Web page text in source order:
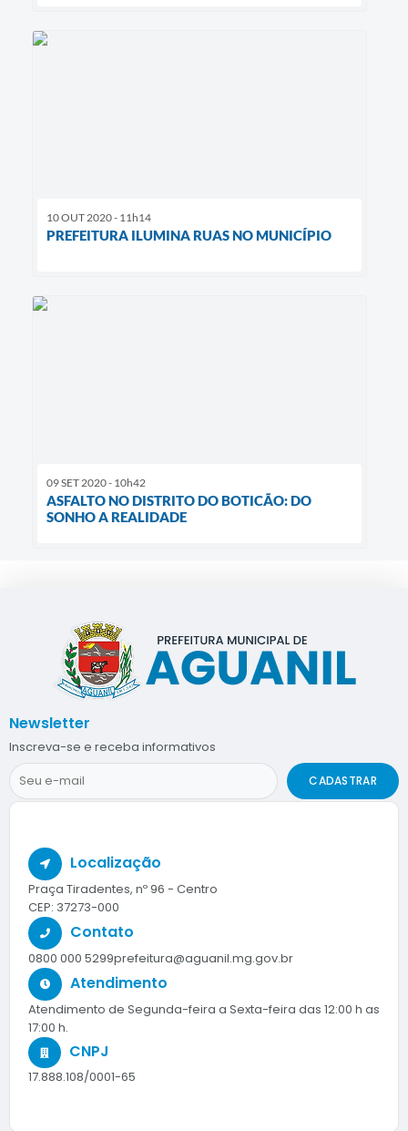
10 OUT 2020 - 11h14
PREFEITURA ILUMINA RUAS NO MUNICÍPIO
09 SET 2020 - 10h42
ASFALTO NO DISTRITO DO BOTICÃO: DO
SONHO A REALIDADE
Localização
Praça Tiradentes, nº 96 - Centro
CEP: 37273-000
Contato
0800 000 5299prefeitura@aguanil.mg.gov.br
Atendimento
Atendimento de Segunda-feira a Sexta-feira das 12:00 h as
17:00 h.
CNPJ
17.888.108/0001-65
Newsletter
Inscreva-se e receba informativos
CADASTRAR